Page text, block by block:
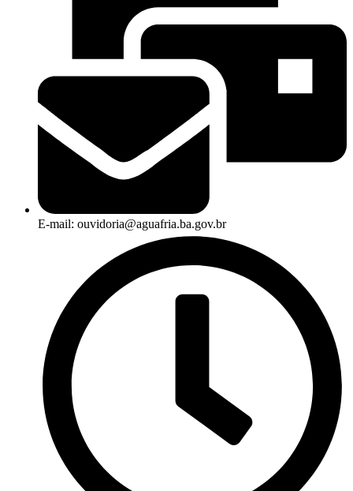
E-mail: ouvidoria@aguafria.ba.gov.br